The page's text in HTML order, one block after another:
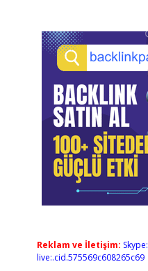
Reklam ve İletişim: Skype:
live:.cid.575569c608265c69